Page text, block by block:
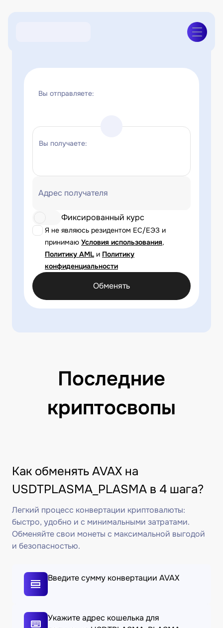
Вы отправляете:
Вы получаете:
Адрес получателя
Я не являюсь резидентом ЕС/ЕЭЗ и
принимаю Условия использования,
Политику AML и Политику
конфиденциальности
Фиксированный курс
Обменять
Последние
криптосвопы
Как обменять AVAX на
USDTPLASMA_PLASMA в 4 шага?
Легкий процесс конвертации криптовалюты:
быстро, удобно и с минимальными затратами.
Обменяйте свои монеты с максимальной выгодой
и безопасностью.
Введите сумму конвертации AVAX
Укажите адрес кошелька для